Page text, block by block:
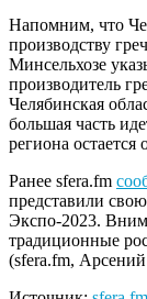
Напомним, что
производству
Минсельхозе
производитель
Челябинская
большая часть
региона
Ранее sfera.fm
представили
Экспо-2023.
традиционные
(sfera.fm,